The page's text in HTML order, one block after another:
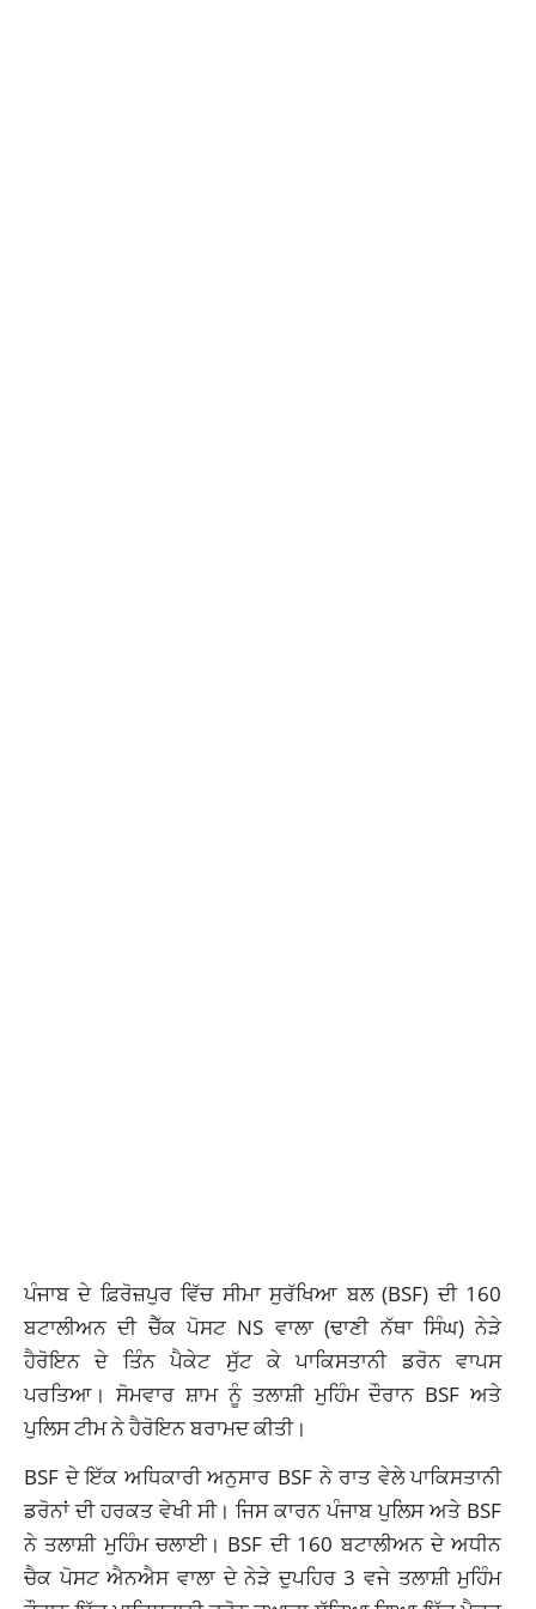
ਪੰਜਾਬ ਦੇ ਫ਼ਿਰੋਜ਼ਪੁਰ ਵਿੱਚ ਸੀਮਾ ਸੁਰੱਖਿਆ ਬਲ (BSF) ਦੀ 160
ਬਟਾਲੀਅਨ ਦੀ ਚੈੱਕ ਪੋਸਟ NS ਵਾਲਾ (ਢਾਣੀ ਨੱਥਾ ਸਿੰਘ) ਨੇੜੇ
ਹੈਰੋਇਨ ਦੇ ਤਿੰਨ ਪੈਕੇਟ ਸੁੱਟ ਕੇ ਪਾਕਿਸਤਾਨੀ ਡਰੋਨ ਵਾਪਸ
ਪਰਤਿਆ। ਸੋਮਵਾਰ ਸ਼ਾਮ ਨੂੰ ਤਲਾਸ਼ੀ ਮੁਹਿੰਮ ਦੌਰਾਨ BSF ਅਤੇ
ਪੁਲਿਸ ਟੀਮ ਨੇ ਹੈਰੋਇਨ ਬਰਾਮਦ ਕੀਤੀ।
BSF ਦੇ ਇੱਕ ਅਧਿਕਾਰੀ ਅਨੁਸਾਰ BSF ਨੇ ਰਾਤ ਵੇਲੇ ਪਾਕਿਸਤਾਨੀ
ਡਰੋਨਾਂ ਦੀ ਹਰਕਤ ਵੇਖੀ ਸੀ। ਜਿਸ ਕਾਰਨ ਪੰਜਾਬ ਪੁਲਿਸ ਅਤੇ BSF
ਨੇ ਤਲਾਸ਼ੀ ਮੁਹਿੰਮ ਚਲਾਈ। BSF ਦੀ 160 ਬਟਾਲੀਅਨ ਦੇ ਅਧੀਨ
ਚੈਕ ਪੋਸਟ ਐਨਐਸ ਵਾਲਾ ਦੇ ਨੇੜੇ ਦੁਪਹਿਰ 3 ਵਜੇ ਤਲਾਸ਼ੀ ਮੁਹਿੰਮ